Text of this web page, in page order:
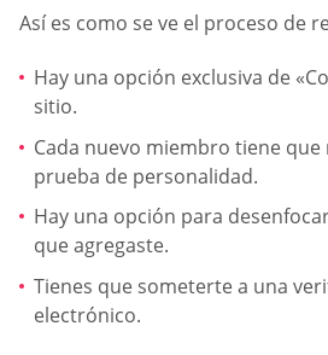
Así es como se ve el proceso de
Hay una opción exclusiva de
sitio.
Cada nuevo miembro tiene
prueba de personalidad.
Hay una opción para
que agregaste.
Tienes que someterte a una
electrónico.